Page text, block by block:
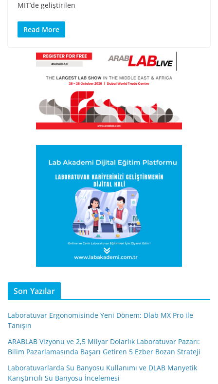
MIT’de geliştirilen
Read More
Son Yazılar
Laboratuvar Ergonomisinde Yeni Dönem: Dlab MX Pro ile
Tanışın
ARABLAB Vizyonu ve 2,5 Milyar Dolarlık Laboratuvar Pazarı:
Bilim Pazarlamasında Başarı Getiren 5 Ezber Bozan Strateji
Laboratuvarlarda Su Banyosu Kullanımı ve DLAB Manyetik
Karıştırıcılı Su Banyosu İncelemesi